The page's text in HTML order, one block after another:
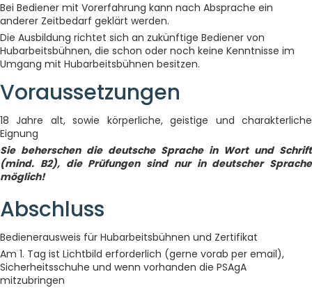
Bei Bediener mit Vorerfahrung kann nach Absprache ein
anderer Zeitbedarf geklärt werden.
Die Ausbildung richtet sich an zukünftige Bediener von
Hubarbeitsbühnen, die schon oder noch keine Kenntnisse im
Umgang mit Hubarbeitsbühnen besitzen.
Voraussetzungen
18 Jahre alt, sowie körperliche, geistige und charakterliche
Eignung
Sie beherschen die deutsche Sprache in Wort und Schrift
(mind. B2), die Prüfungen sind nur in deutscher Sprache
möglich!
Abschluss
Bedienerausweis für Hubarbeitsbühnen und Zertifikat
Am 1. Tag ist Lichtbild erforderlich (gerne vorab per email),
Sicherheitsschuhe und wenn vorhanden die PSAgA
mitzubringen